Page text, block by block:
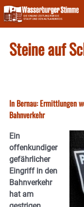
Skip
to
content
Steine auf
In Bernau: Ermittlungen
Bahnverkehr
Ein
offenkundiger
gefährlicher
Eingriff in den
Bahnverkehr
hat am